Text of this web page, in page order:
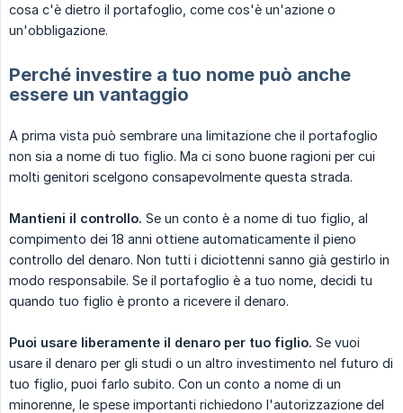
cosa c'è dietro il portafoglio, come cos'è un'azione o
un'obbligazione.
Perché investire a tuo nome può anche
essere un vantaggio
A prima vista può sembrare una limitazione che il portafoglio
non sia a nome di tuo figlio. Ma ci sono buone ragioni per cui
molti genitori scelgono consapevolmente questa strada.
Mantieni il controllo. Se un conto è a nome di tuo figlio, al
compimento dei 18 anni ottiene automaticamente il pieno
controllo del denaro. Non tutti i diciottenni sanno già gestirlo in
modo responsabile. Se il portafoglio è a tuo nome, decidi tu
quando tuo figlio è pronto a ricevere il denaro.
Puoi usare liberamente il denaro per tuo figlio. Se vuoi
usare il denaro per gli studi o un altro investimento nel futuro di
tuo figlio, puoi farlo subito. Con un conto a nome di un
minorenne, le spese importanti richiedono l'autorizzazione del